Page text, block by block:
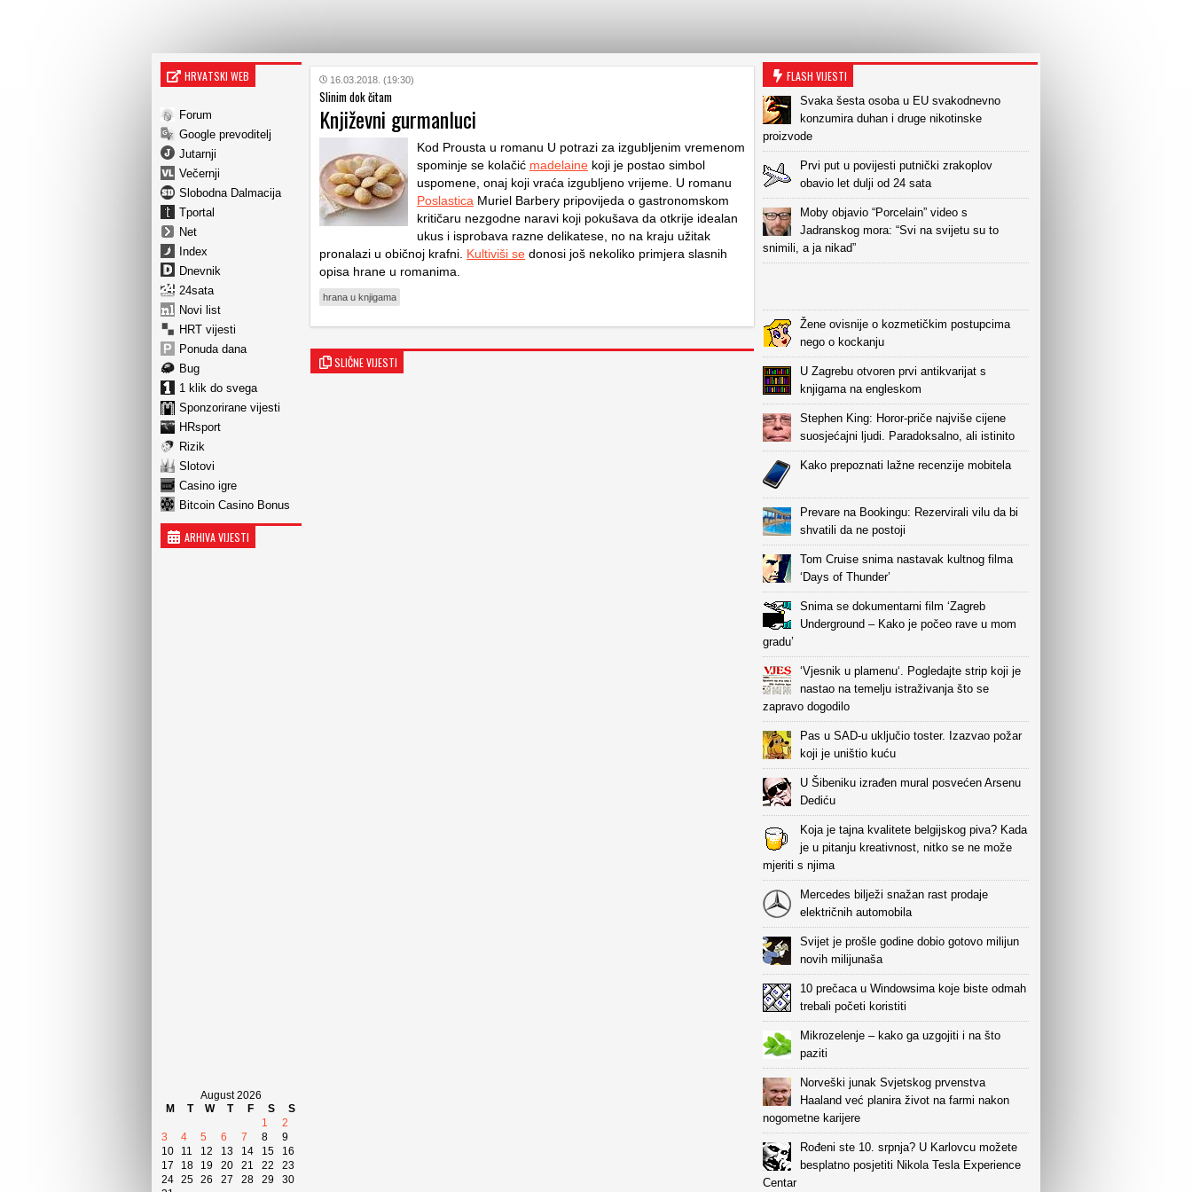
HRVATSKI WEB
Forum
Google prevoditelj
Jutarnji
Večernji
Slobodna Dalmacija
Tportal
Net
Index
Dnevnik
24sata
Novi list
HRT vijesti
Ponuda dana
Bug
1 klik do svega
Sponzorirane vijesti
HRsport
Rizik
Slotovi
Casino igre
Bitcoin Casino Bonus
ARHIVA VIJESTI
August 2026
M
T W T F S
S
1
2
3
4 5 6 7 8
9
10
11 12 13 14 15
16
17
18 19 20 21 22
23
24 25 26 27 28 29
30
16.03.2018. (19:30)
Slinim dok čitam
Književni gurmanluci
Kod Prousta u romanu U potrazi za izgubljenim vremenom
spominje se kolačić madelaine koji je postao simbol
uspomene, onaj koji vraća izgubljeno vrijeme. U romanu
Poslastica Muriel Barbery pripovijeda o gastronomskom
kritičaru nezgodne naravi koji pokušava da otkrije idealan
ukus i isprobava razne delikatese, no na kraju užitak
pronalazi u običnoj krafni. Kultiviši se donosi još nekoliko primjera slasnih
opisa hrane u romanima.
hrana u knjigama
SLIČNE VIJESTI
FLASH VIJESTI
Svaka šesta osoba u EU svakodnevno
konzumira duhan i druge nikotinske
proizvode
Prvi put u povijesti putnički zrakoplov
obavio let dulji od 24 sata
Moby objavio “Porcelain” video s
Jadranskog mora: “Svi na svijetu su to
snimili, a ja nikad”
Žene ovisnije o kozmetičkim postupcima
nego o kockanju
U Zagrebu otvoren prvi antikvarijat s
knjigama na engleskom
Stephen King: Horor-priče najviše cijene
suosjećajni ljudi. Paradoksalno, ali istinito
Kako prepoznati lažne recenzije mobitela
Prevare na Bookingu: Rezervirali vilu da bi
shvatili da ne postoji
Tom Cruise snima nastavak kultnog filma
‘Days of Thunder’
Snima se dokumentarni film ‘Zagreb
Underground – Kako je počeo rave u mom
gradu’
‘Vjesnik u plamenu‘. Pogledajte strip koji je
nastao na temelju istraživanja što se
zapravo dogodilo
Pas u SAD-u uključio toster. Izazvao požar
koji je uništio kuću
U Šibeniku izrađen mural posvećen Arsenu
Dediću
Koja je tajna kvalitete belgijskog piva? Kada
je u pitanju kreativnost, nitko se ne može
mjeriti s njima
Mercedes bilježi snažan rast prodaje
električnih automobila
Svijet je prošle godine dobio gotovo milijun
novih milijunaša
10 prečaca u Windowsima koje biste odmah
trebali početi koristiti
Mikrozelenje – kako ga uzgojiti i na što
paziti
Norveški junak Svjetskog prvenstva
Haaland već planira život na farmi nakon
nogometne karijere
Rođeni ste 10. srpnja? U Karlovcu možete
besplatno posjetiti Nikola Tesla Experience
Centar